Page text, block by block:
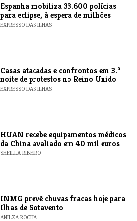
Espanha mobiliza 33.600 polícias
para eclipse, à espera de milhões
EXPRESSO DAS ILHAS
Casas atacadas e confrontos em 3.ª
noite de protestos no Reino Unido
EXPRESSO DAS ILHAS
HUAN recebe equipamentos médicos
da China avaliado em 40 mil euros
SHEILLA RIBEIRO
INMG prevê chuvas fracas hoje para
Ilhas de Sotavento
ANILZA ROCHA